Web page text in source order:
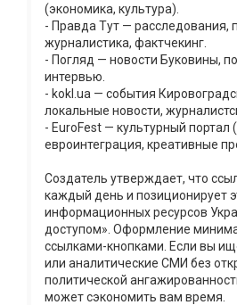
(экономика, культура).
- Правда Тут — расследования,
журналистика, фактчекинг.
- Погляд — новости Буковины,
интервью.
- kokl.ua — события
локальные новости,
- EuroFest — культурный портал
евроинтеграция, креативные
Создатель утверждает, что
каждый день и позиционирует
информационных ресурсов
доступом». Оформление
ссылками-кнопками. Если вы
или аналитические СМИ без
политической
может сэкономить вам время.